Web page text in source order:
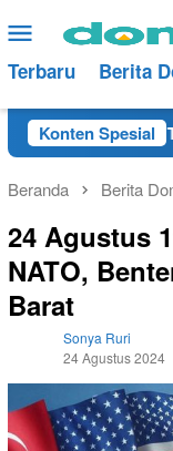
ke
konten
Menu
Mobile
Terbaru Berita
Konten Spesial
di Rembang Tahun
Beranda Berita
24 Agustus
NATO,
Barat
Sonya Ruri
24 Agustus 2024